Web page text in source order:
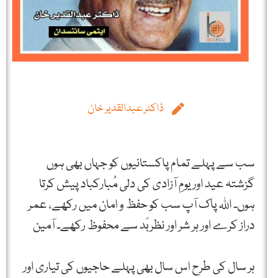
ڈاکٹر عبدالقدیر خان
سب سے پہلے تمام پاکستانیوں کو جہاں بھی ہوں
گزشتہ عید اور یومِ آزادی کی دلی مُبارکباد پیش کرتا
ہوں۔ اللہ پاک آپ سب کو حفظ و امان میں رکھے، عمر
دراز کرے اور ہر شر اور نظربَد سے محفوظ رکھے۔ آمین
ہر سال کی طرح اس سال بھی پہلے حاجیوں کی تیاری اور